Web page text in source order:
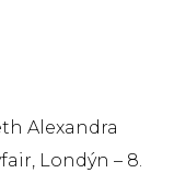
Alexandra
Londýn – 8.